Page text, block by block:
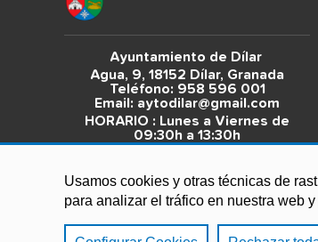
Usamos cookies y otras técnicas de
para analizar el tráfico en nuestra web
Ayuntamiento de Dílar
Agua, 9, 18152 Dílar, Granada
Teléfono: 958 596 001
Email: aytodilar@gmail.com
HORARIO : Lunes a Viernes de
09:30h a 13:30h